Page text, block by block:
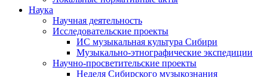
Наука
Научная деятельность
Исследовательские проекты
ИС музыкальная культура Сибири
Музыкально-этнографические экспедиции
Научно-просветительские проекты
Неделя Сибирского музыкознания